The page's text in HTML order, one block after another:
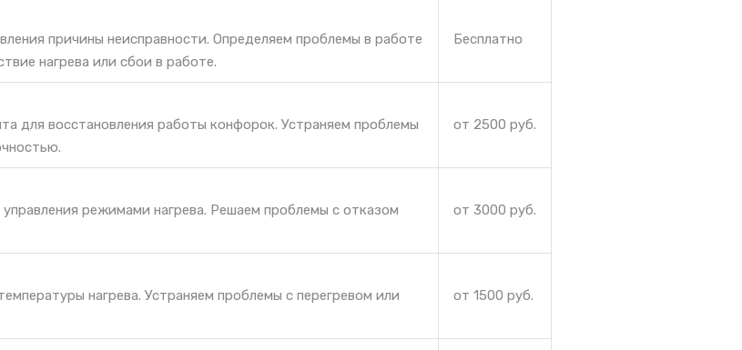
причины неисправности. Определяем проблемы в работе
нагрева или сбои в работе.
Бесплатно
для восстановления работы конфорок. Устраняем проблемы
от 2500 руб.
режимами нагрева. Решаем проблемы с отказом
от 3000 руб.
нагрева. Устраняем проблемы с перегревом или
от 1500 руб.